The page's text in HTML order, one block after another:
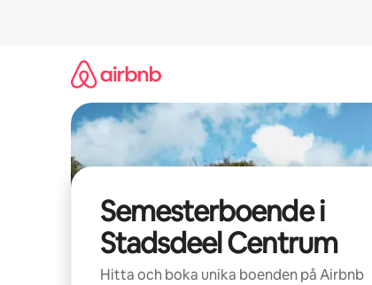
Semesterboende i
Stadsdeel Centrum
Hitta och boka unika boenden på Airbnb